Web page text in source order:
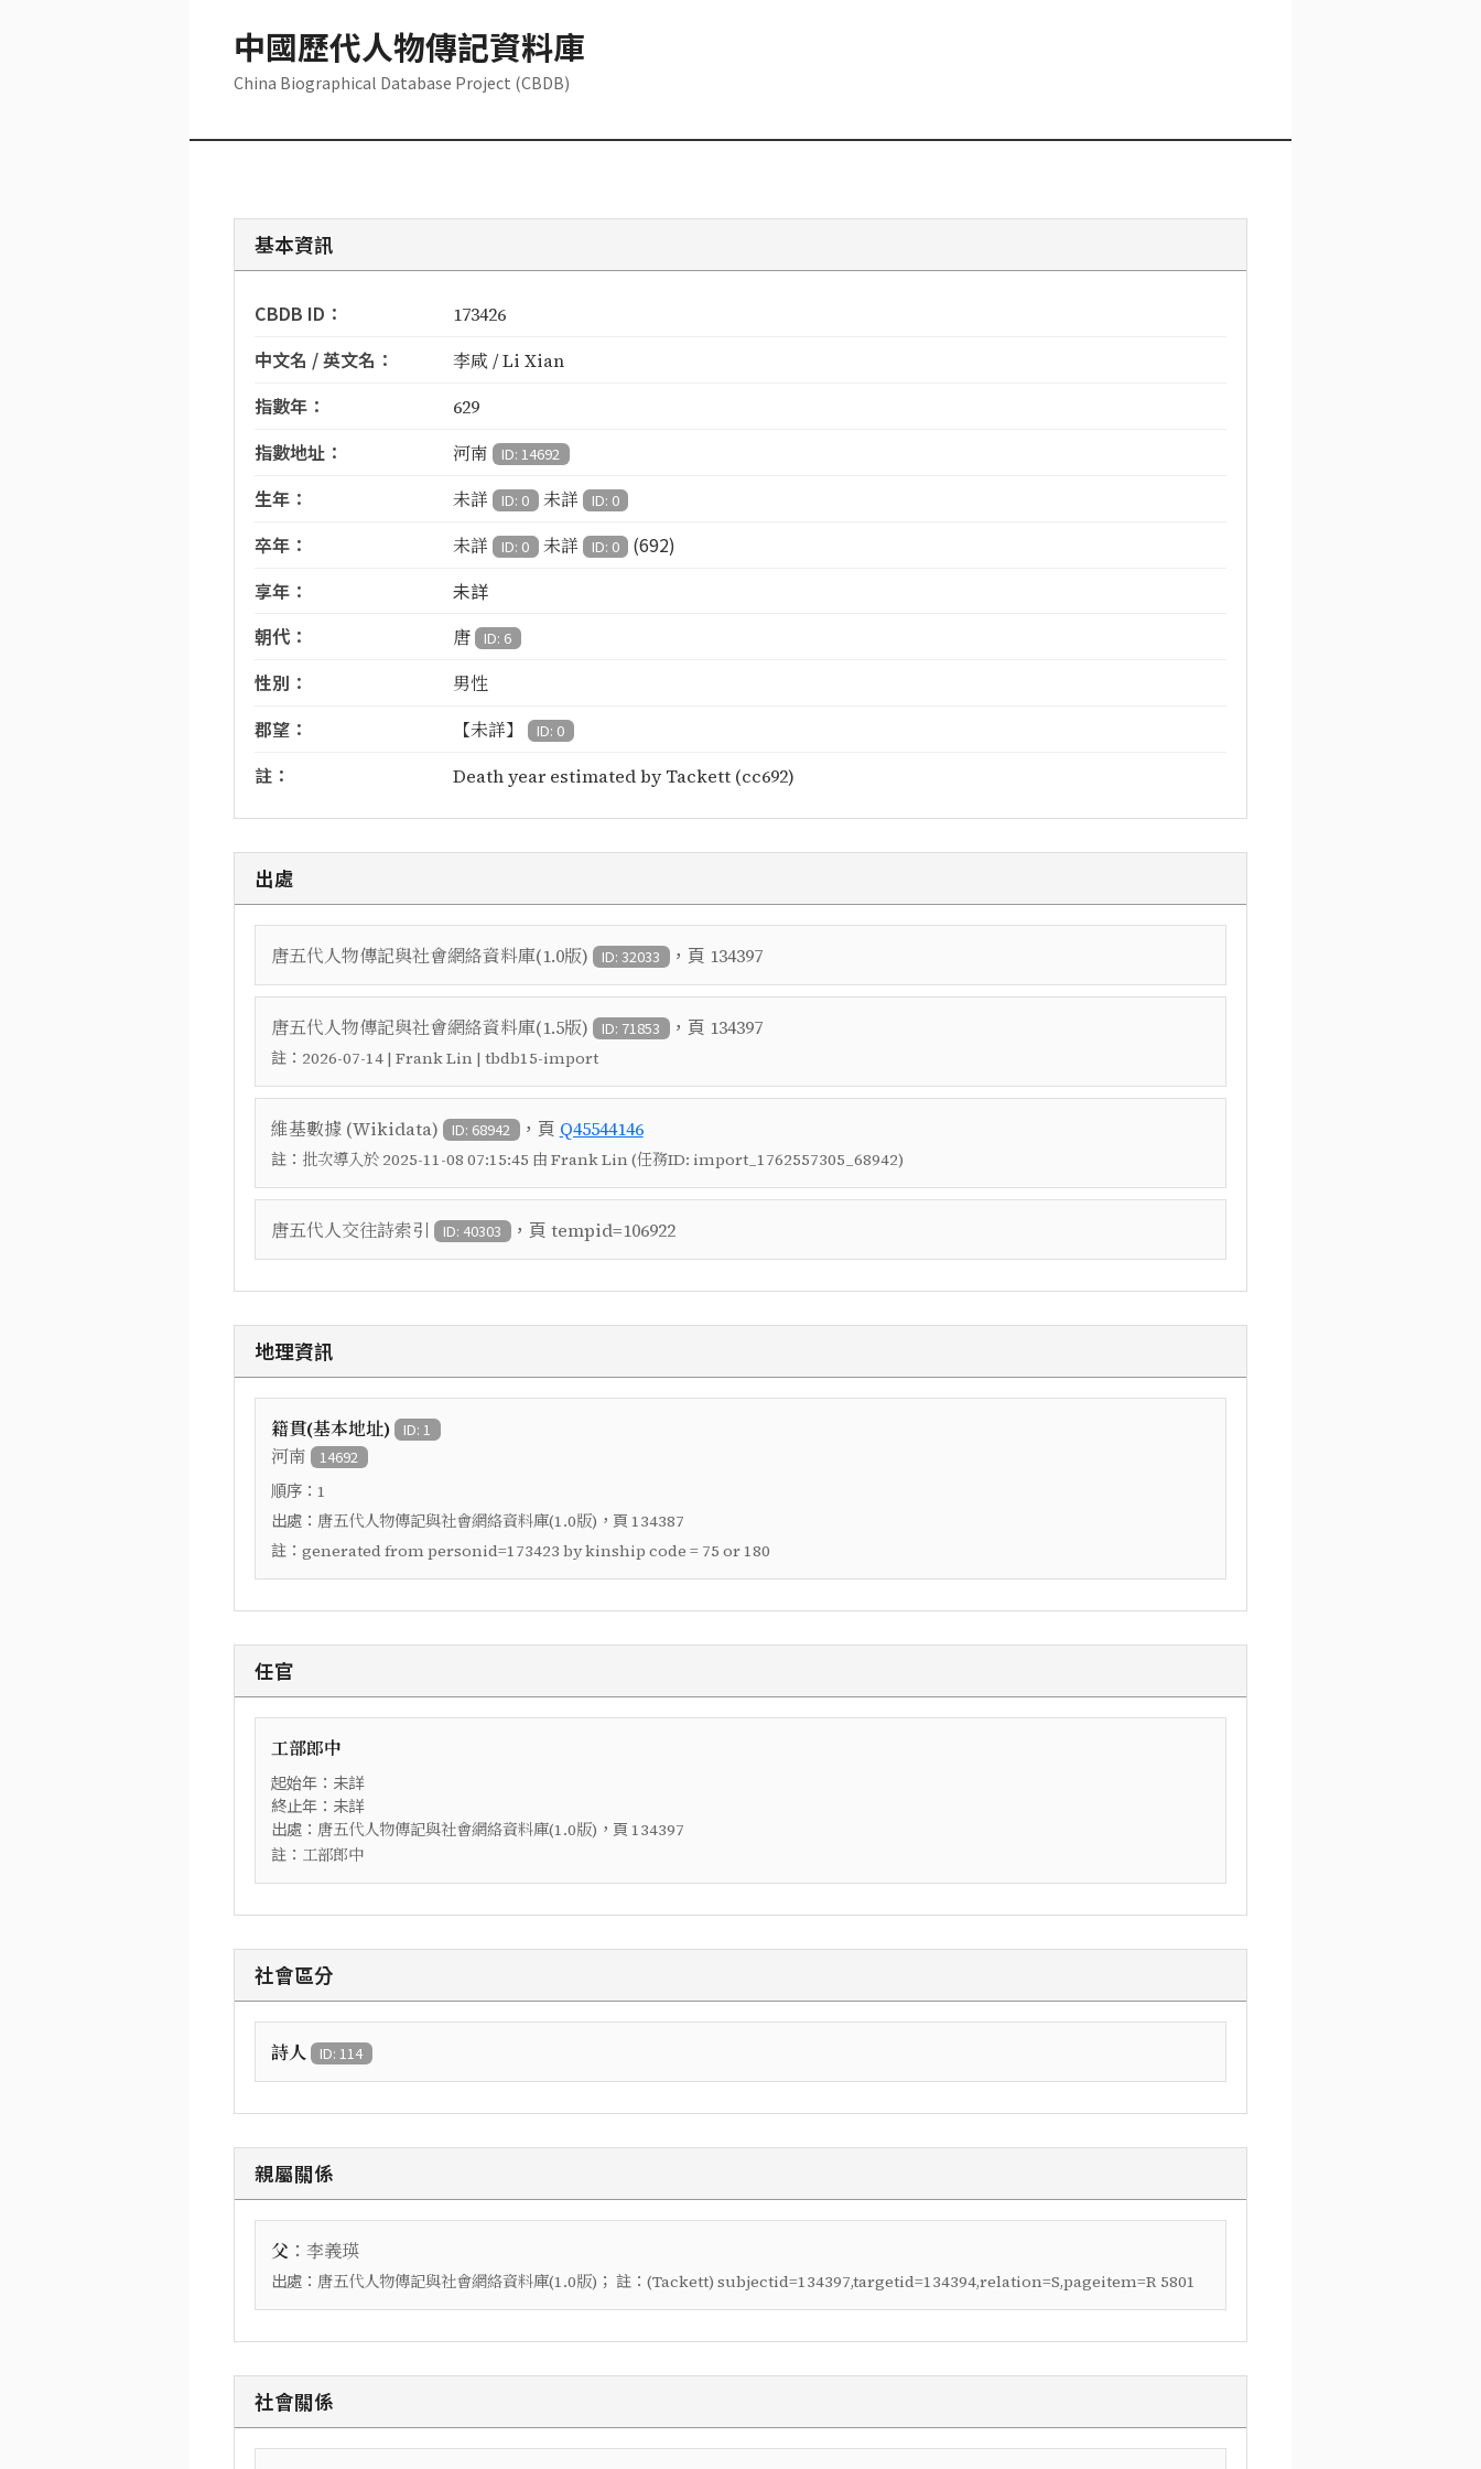
中國歷代人物傳記資料庫
China Biographical Database Project (CBDB)
基本資訊
CBDB ID： 173426
中文名 / 英文名： 李咸 / Li Xian
指數年： 629
指數地址： 河南 ID: 14692
生年： 未詳 ID: 0 未詳 ID: 0
卒年： 未詳 ID: 0 未詳 ID: 0
(692)
享年：
未詳
朝代：
唐 ID: 6
性別： 男性
郡望： 【未詳】 ID: 0
註： Death year estimated by Tackett (cc692)
出處
唐五代人物傳記與社會網絡資料庫(1.0版) ID: 32033 ，頁 134397
唐五代人物傳記與社會網絡資料庫(1.5版) ID: 71853 ，頁 134397
註： 2026-07-14 | Frank Lin | tbdb15-import
維基數據 (Wikidata) ID: 68942 ，頁 Q45544146
註： 批次導入於 2025-11-08 07:15:45 由 Frank Lin (任務ID: import_1762557305_68942)
唐五代人交往詩索引 ID: 40303 ，頁 tempid=106922
地理資訊
籍貫(基本地址) ID: 1
河南 14692
順序： 1
出處： 唐五代人物傳記與社會網絡資料庫(1.0版) ，頁 134387
註： generated from personid=173423 by kinship code = 75 or 180
任官
工部郎中
起始年：未詳
終止年：未詳
出處： 唐五代人物傳記與社會網絡資料庫(1.0版) ，頁 134397
註： 工部郎中
社會區分
詩人 ID: 114
親屬關係
父 ： 李義瑛
出處： 唐五代人物傳記與社會網絡資料庫(1.0版) ； 註： (Tackett) subjectid=134397,targetid=134394,relation=S,pageitem=R 5801
社會關係